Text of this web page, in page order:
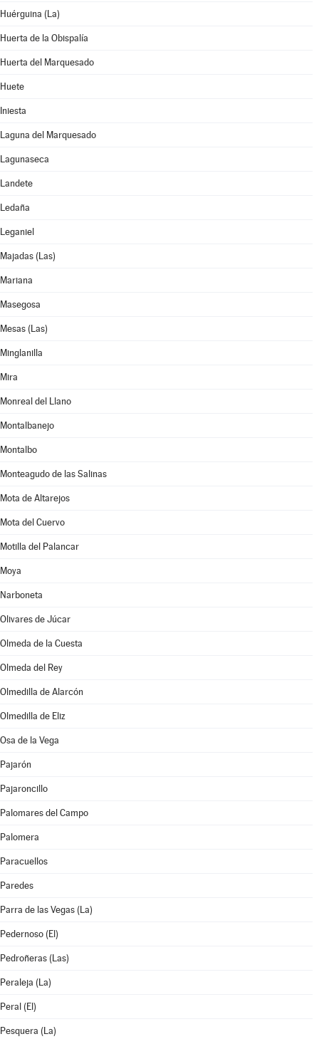
Huérguina (La)
Huerta de la Obispalía
Huerta del Marquesado
Huete
Iniesta
Laguna del Marquesado
Lagunaseca
Landete
Ledaña
Leganiel
Majadas (Las)
Mariana
Masegosa
Mesas (Las)
Minglanilla
Mira
Monreal del Llano
Montalbanejo
Montalbo
Monteagudo de las Salinas
Mota de Altarejos
Mota del Cuervo
Motilla del Palancar
Moya
Narboneta
Olivares de Júcar
Olmeda de la Cuesta
Olmeda del Rey
Olmedilla de Alarcón
Olmedilla de Eliz
Osa de la Vega
Pajarón
Pajaroncillo
Palomares del Campo
Palomera
Paracuellos
Paredes
Parra de las Vegas (La)
Pedernoso (El)
Pedroñeras (Las)
Peraleja (La)
Peral (El)
Pesquera (La)